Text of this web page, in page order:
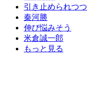
引き止められつつ
秦河勝
伸び悩みそう
米倉誠一郎
もっと見る